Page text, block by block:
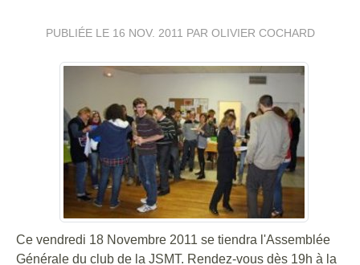
PUBLIÉE LE 16 NOV. 2011 PAR OLIVIER COCHARD
Ce vendredi 18 Novembre 2011 se tiendra l'Assemblée
Générale du club de la JSMT. Rendez-vous dès 19h à la